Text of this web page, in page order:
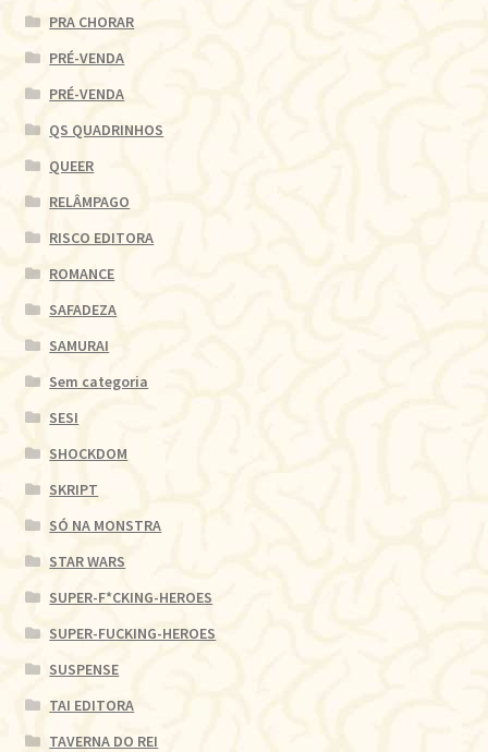
PRA CHORAR
PRÉ-VENDA
PRÉ-VENDA
QS QUADRINHOS
QUEER
RELÂMPAGO
RISCO EDITORA
ROMANCE
SAFADEZA
SAMURAI
Sem categoria
SESI
SHOCKDOM
SKRIPT
SÓ NA MONSTRA
STAR WARS
SUPER-F*CKING-HEROES
SUPER-FUCKING-HEROES
SUSPENSE
TAI EDITORA
TAVERNA DO REI